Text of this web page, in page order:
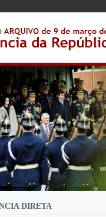
DIRETA